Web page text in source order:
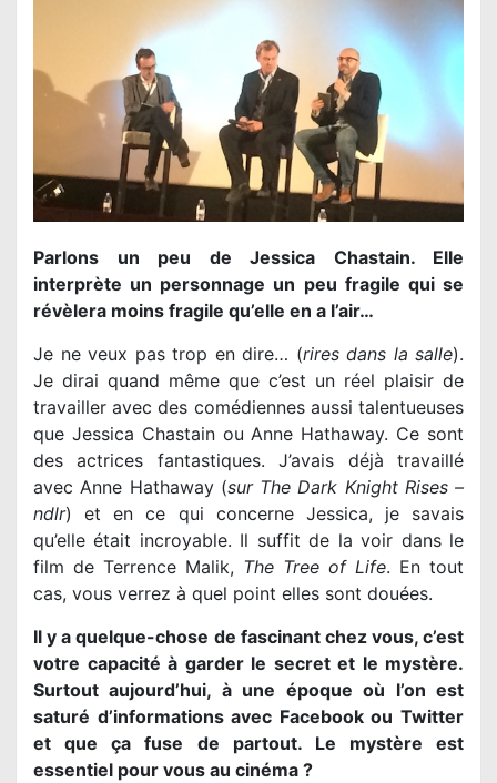
Parlons un peu de Jessica Chastain. Elle
interprète un personnage un peu fragile qui se
révèlera moins fragile qu’elle en a l’air…
Je ne veux pas trop en dire… (rires dans la salle).
Je dirai quand même que c’est un réel plaisir de
travailler avec des comédiennes aussi talentueuses
que Jessica Chastain ou Anne Hathaway. Ce sont
des actrices fantastiques. J’avais déjà travaillé
avec Anne Hathaway (sur The Dark Knight Rises –
ndlr) et en ce qui concerne Jessica, je savais
qu’elle était incroyable. Il suffit de la voir dans le
film de Terrence Malik, The Tree of Life. En tout
cas, vous verrez à quel point elles sont douées.
Il y a quelque-chose de fascinant chez vous, c’est
votre capacité à garder le secret et le mystère.
Surtout aujourd’hui, à une époque où l’on est
saturé d’informations avec Facebook ou Twitter
et que ça fuse de partout. Le mystère est
essentiel pour vous au cinéma ?